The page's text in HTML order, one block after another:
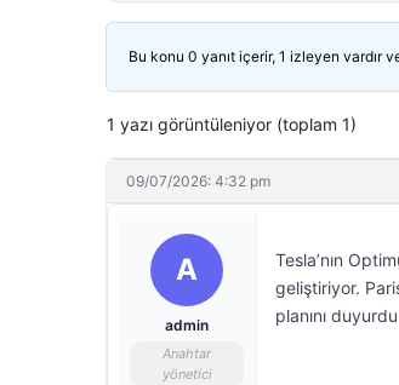
Bu konu 0 yanıt içerir, 1 izleyen vardır
1 yazı görüntüleniyor (toplam 1)
09/07/2026: 4:32 pm
A
admin
Anahtar
yönetici
Tesla’nın
geliştiriyor.
planını